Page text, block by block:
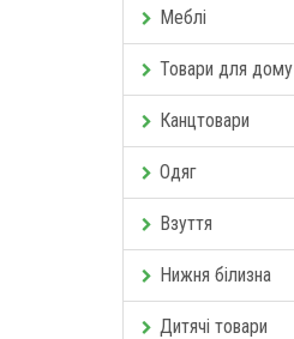
Меблі
Товари для дому
Канцтовари
Одяг
Взуття
Нижня білизна
Дитячі товари